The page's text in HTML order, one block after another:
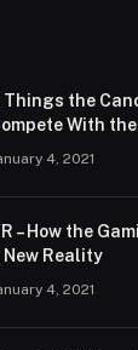
Things the
With the
4, 2021
– How the
New Reality
4, 2021